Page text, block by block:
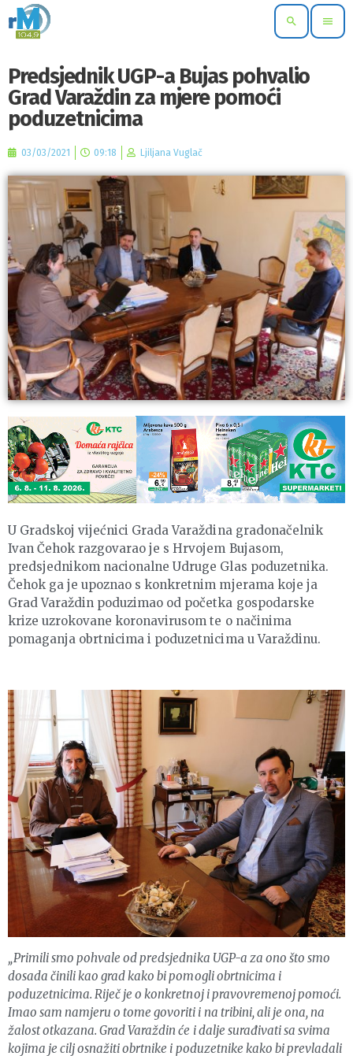
search menu
Predsjednik UGP-a Bujas pohvalio
Grad Varaždin za mjere pomoći
poduzetnicima
03/03/2021 09:18 Ljiljana Vuglač
U Gradskoj vijećnici Grada Varaždina gradonačelnik
Ivan Čehok razgovarao je s Hrvojem Bujasom,
predsjednikom nacionalne Udruge Glas poduzetnika.
Čehok ga je upoznao s konkretnim mjerama koje ja
Grad Varaždin poduzimao od početka gospodarske
krize uzrokovane koronavirusom te o načinima
pomaganja obrtnicima i poduzetnicima u Varaždinu.
„Primili smo pohvale od predsjednika UGP-a za ono što smo
dosada činili kao grad kako bi pomogli obrtnicima i
poduzetnicima. Riječ je o konkretnoj i pravovremenoj pomoći.
Imao sam namjeru o tome govoriti i na tribini, ali je ona, na
žalost otkazana. Grad Varaždin će i dalje surađivati sa svima
kojima je cilj osnažiti obrtnike i poduzetnike kako bi prevladali